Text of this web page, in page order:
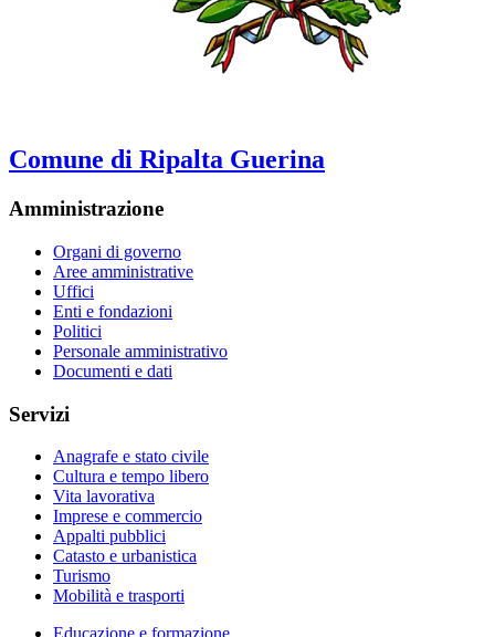
Comune di Ripalta Guerina
Amministrazione
Organi di governo
Aree amministrative
Uffici
Enti e fondazioni
Politici
Personale amministrativo
Documenti e dati
Servizi
Anagrafe e stato civile
Cultura e tempo libero
Vita lavorativa
Imprese e commercio
Appalti pubblici
Catasto e urbanistica
Turismo
Mobilità e trasporti